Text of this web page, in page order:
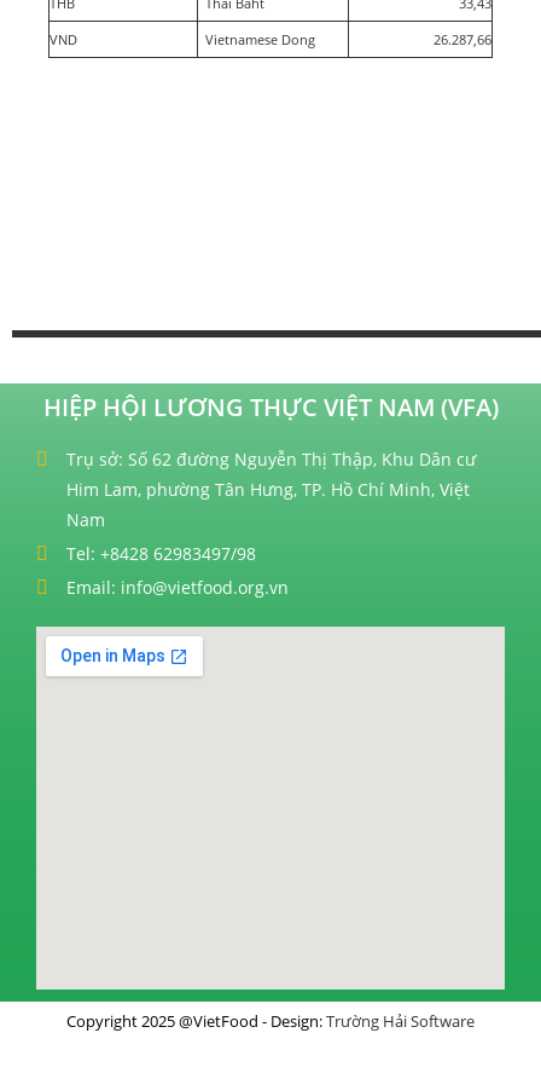
VND
Vietnamese Dong 26.287,66
HIỆP HỘI LƯƠNG THỰC VIỆT NAM (VFA)
Trụ sở: Số 62 đường Nguyễn Thị Thập, Khu Dân cư
Him Lam, phường Tân Hưng, TP. Hồ Chí Minh, Việt
Nam
Tel: +8428 62983497/98
Email: info@vietfood.org.vn
Copyright 2025 @VietFood - Design:Trường Hải Software